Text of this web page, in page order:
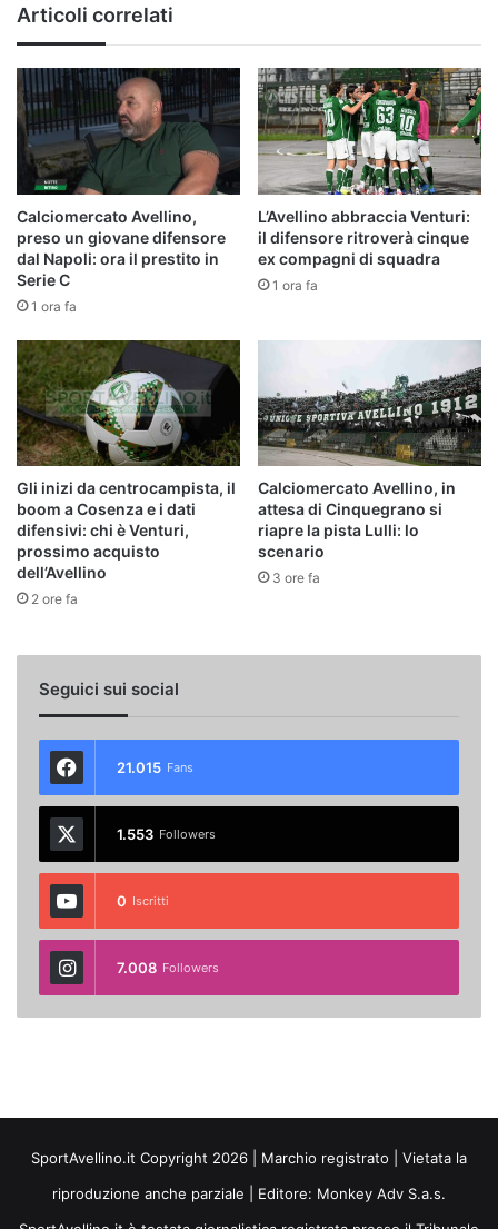
Articoli correlati
Calciomercato Avellino,
preso un giovane difensore
dal Napoli: ora il prestito in
Serie C
1 ora fa
L’Avellino abbraccia Venturi:
il difensore ritroverà cinque
ex compagni di squadra
1 ora fa
Gli inizi da centrocampista, il
boom a Cosenza e i dati
difensivi: chi è Venturi,
prossimo acquisto
dell’Avellino
2 ore fa
Calciomercato Avellino, in
attesa di Cinquegrano si
riapre la pista Lulli: lo
scenario
3 ore fa
Seguici sui social
21.015 Fans
1.553 Followers
0 Iscritti
7.008 Followers
SportAvellino.it Copyright 2026 | Marchio registrato | Vietata la
riproduzione anche parziale | Editore: Monkey Adv S.a.s.